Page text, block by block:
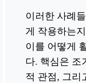
이러한 사례
게 작용하는
이를 어떻게
다. 핵심은 조
적 관점, 그리